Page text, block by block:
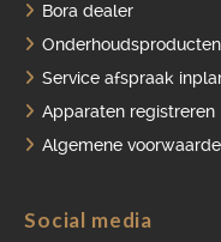
Bora dealer
Onderhoudsproducten
Service afspraak
Apparaten registreren
Algemene
Social media